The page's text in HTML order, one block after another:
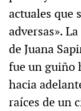
actuales que
adversas».
de Juana
fue un guiño
hacia
raíces de un